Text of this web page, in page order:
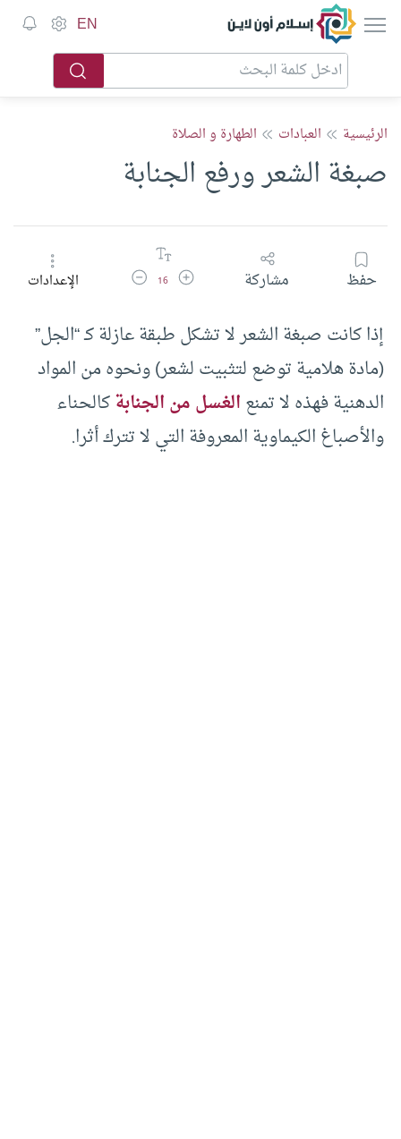
إسلام أون لاين EN
الرئيسية العبادات الطهارة و الصلاة
صبغة الشعر ورفع الجنابة
حفظ مشاركة زيادة حجم الخط
16 تقليل حجم الخطالإعدادات
إذا كانت صبغة الشعر لا تشكل طبقة عازلة كـ “الجل”
(مادة هلامية توضع لتثبيت لشعر) ونحوه من المواد
الدهنية فهذه لا تمنعالغسل من الجنابةكالحناء
والأصباغ الكيماوية المعروفة التي لا تترك أثرا.